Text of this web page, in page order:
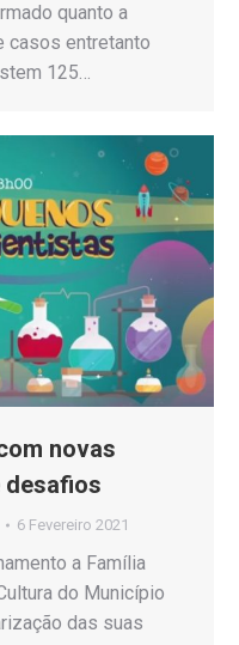
quanto a
casos entretanto
125…
novas
desafios
6 Fevereiro 2021
a Família
do Município
das suas